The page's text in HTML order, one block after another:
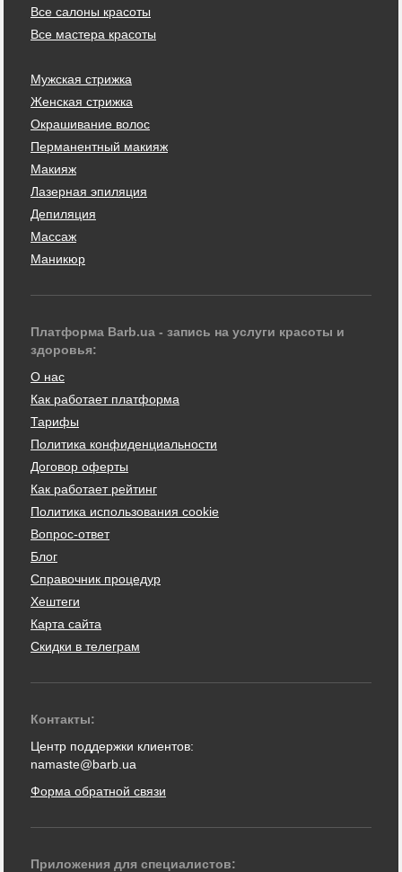
Все салоны красоты
Все мастера красоты
Мужская стрижка
Женская стрижка
Окрашивание волос
Перманентный макияж
Макияж
Лазерная эпиляция
Депиляция
Массаж
Маникюр
Платформа Barb.ua - запись на услуги красоты и
здоровья:
О нас
Как работает платформа
Тарифы
Политика конфиденциальности
Договор оферты
Как работает рейтинг
Политика использования cookie
Вопрос-ответ
Блог
Справочник процедур
Хештеги
Карта сайта
Скидки в телеграм
Контакты:
Центр поддержки клиентов:
namaste@barb.ua
Форма обратной связи
Приложения для специалистов: